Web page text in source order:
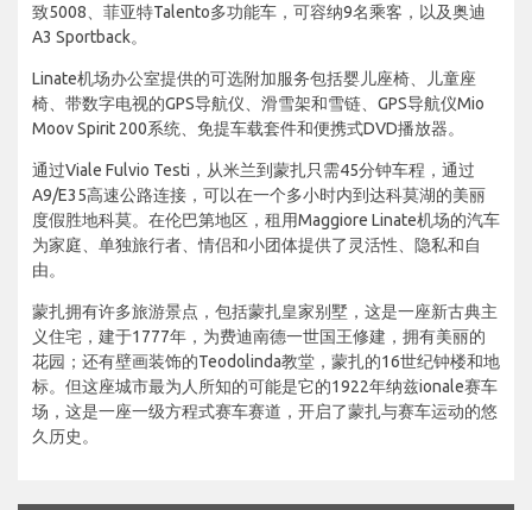
致5008、菲亚特Talento多功能车，可容纳9名乘客，以及奥迪
A3 Sportback。
Linate机场办公室提供的可选附加服务包括婴儿座椅、儿童座
椅、带数字电视的GPS导航仪、滑雪架和雪链、GPS导航仪Mio
Moov Spirit 200系统、免提车载套件和便携式DVD播放器。
通过Viale Fulvio Testi，从米兰到蒙扎只需45分钟车程，通过
A9/E35高速公路连接，可以在一个多小时内到达科莫湖的美丽
度假胜地科莫。在伦巴第地区，租用Maggiore Linate机场的汽车
为家庭、单独旅行者、情侣和小团体提供了灵活性、隐私和自
由。
蒙扎拥有许多旅游景点，包括蒙扎皇家别墅，这是一座新古典主
义住宅，建于1777年，为费迪南德一世国王修建，拥有美丽的
花园；还有壁画装饰的Teodolinda教堂，蒙扎的16世纪钟楼和地
标。但这座城市最为人所知的可能是它的1922年纳兹ionale赛车
场，这是一座一级方程式赛车赛道，开启了蒙扎与赛车运动的悠
久历史。